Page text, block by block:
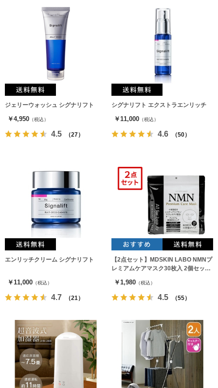
ジェリーウォッシュ シグナリフト
￥4,950 （税込）
4.5 （27）
シグナリフト エクストラエンリッチ
￥11,000 （税込）
4.6 （50）
エンリッチクリーム シグナリフト
￥11,000 （税込）
4.7 （21）
【2点セット】MDSKIN LABO NMNプ
レミアムケアマスク30枚入 2個セット
￥1,980 （税込）
4.5 （55）